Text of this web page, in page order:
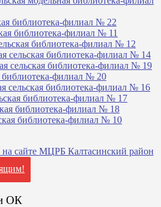
библиотека-филиал № 22
библиотека-филиал № 11
библиотека-филиал № 12
сельская библиотека-филиал № 14
сельская библиотека-филиал № 19
библиотека-филиал № 20
сельская библиотека-филиал № 16
библиотека-филиал № 17
библиотека-филиал № 18
библиотека-филиал № 10
ОК